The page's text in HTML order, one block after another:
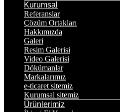
Kurumsal
Referanslar
Çözüm Ortakları
Hakkımızda
Galeri
Resim Galerisi
Video Galerisi
Dökümanlar
Markalarımız
e-ticaret sitemiz
Kurumsal sitemiz
Ürünlerimiz